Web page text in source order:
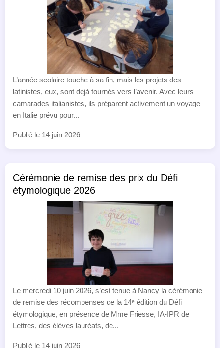
L’année scolaire touche à sa fin, mais les projets des
latinistes, eux, sont déjà tournés vers l’avenir. Avec leurs
camarades italianistes, ils préparent activement un voyage
en Italie prévu pour...
Publié le 14 juin 2026
Cérémonie de remise des prix du Défi
étymologique 2026
Le mercredi 10 juin 2026, s’est tenue à Nancy la cérémonie
de remise des récompenses de la 14ᵉ édition du Défi
étymologique, en présence de Mme Friesse, IA-IPR de
Lettres, des élèves lauréats, de...
Publié le 14 juin 2026